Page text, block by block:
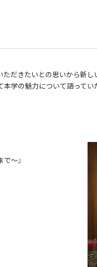
だきたいとの思いから新
の魅力について語っていた
～』